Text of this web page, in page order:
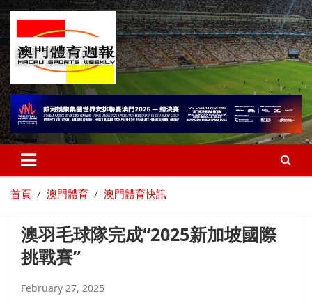
首頁 澳門體育 澳門體育快訊
澳羽毛球隊完成“2025新加坡國際
挑戰賽”
February 27, 2025